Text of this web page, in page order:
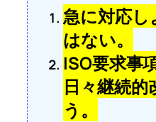
急に対応し
はない。
ISO要求事
日々継続的
う。